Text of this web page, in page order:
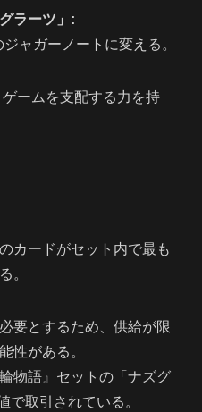
ラーツ」:
ャガーノートに変える。
ームを支配する力を持
カードがセット内で最も
。
要とするため、供給が限
性がある。
物語』セットの「ナズグ
で取引されている。